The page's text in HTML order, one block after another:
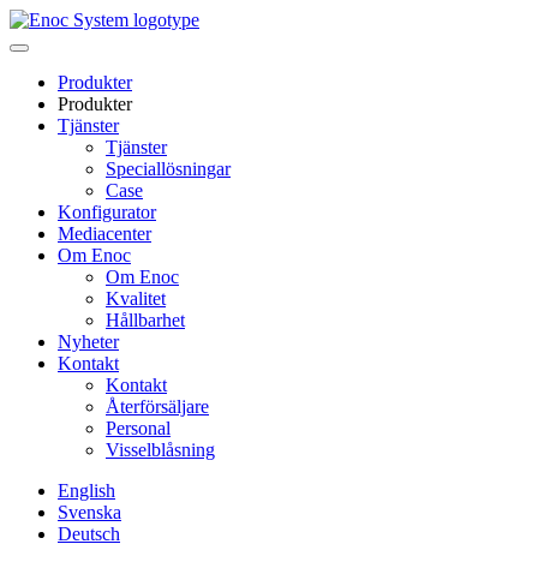
Skip
to
Produkter
Produkter
Tjänster
Tjänster
Speciallösningar
Case
Konfigurator
Mediacenter
Om Enoc
Om Enoc
Kvalitet
Hållbarhet
Nyheter
Kontakt
Kontakt
Återförsäljare
Personal
Visselblåsning
English
Svenska
Deutsch